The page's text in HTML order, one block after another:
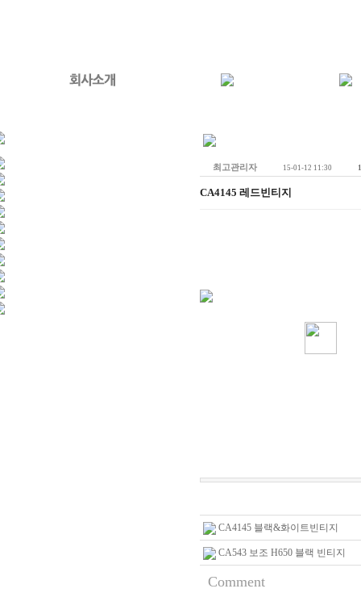
최고관리자 15-01-12 11:30
CA4145 레드빈티지
CA4145 블랙&화이트빈티지
CA543 보조 H650 블랙 빈티지
Comment